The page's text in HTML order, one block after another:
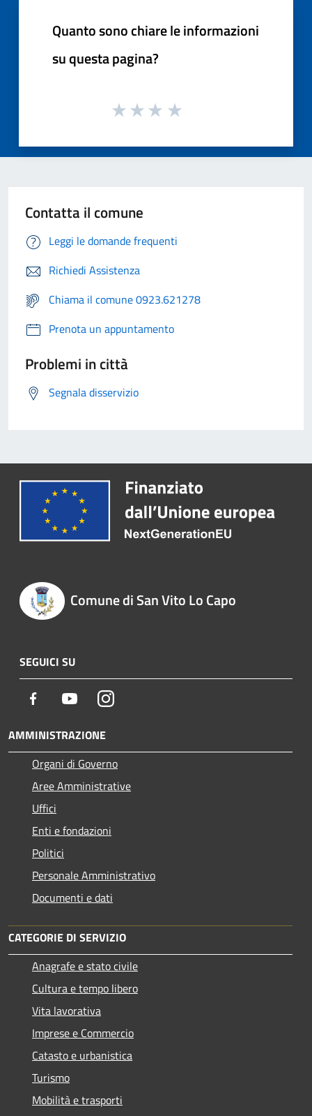
Quanto sono chiare le informazioni
su questa pagina?
Contatta il comune
Leggi le domande frequenti
Richiedi Assistenza
Chiama il comune 0923.621278
Prenota un appuntamento
Problemi in città
Segnala disservizio
Comune di San Vito Lo Capo
SEGUICI SU
Facebook YoutubeInstagram
AMMINISTRAZIONE
Organi di Governo
Aree Amministrative
Uffici
Enti e fondazioni
Politici
Personale Amministrativo
Documenti e dati
CATEGORIE DI SERVIZIO
Anagrafe e stato civile
Cultura e tempo libero
Vita lavorativa
Imprese e Commercio
Catasto e urbanistica
Turismo
Mobilità e trasporti